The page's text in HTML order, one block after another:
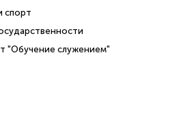
спорт
"Обучение служением"